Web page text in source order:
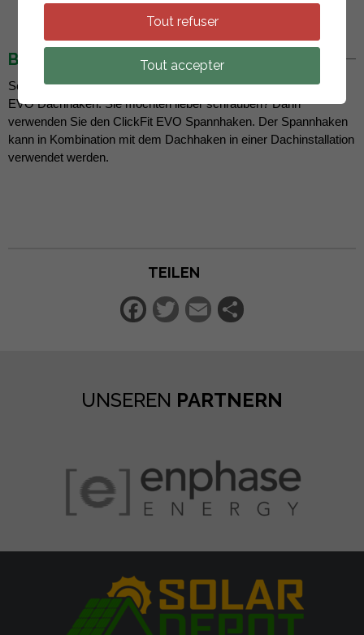
BESCHREIBUNG
Schnelle und flexible Installation ohne Bohren mit dem ClickFit
EVO Dachhaken. Sie möchten lieber schrauben? Dann
verwenden Sie den ClickFit EVO Spannhaken. Der Spannhaken
kann in Kombination mit dem Dachhaken in einer Dachinstallation
verwendet werden.
TEILEN
Facebook
Twitter
Email
UNSEREN PARTNERN
Tout refuser
Tout accepter